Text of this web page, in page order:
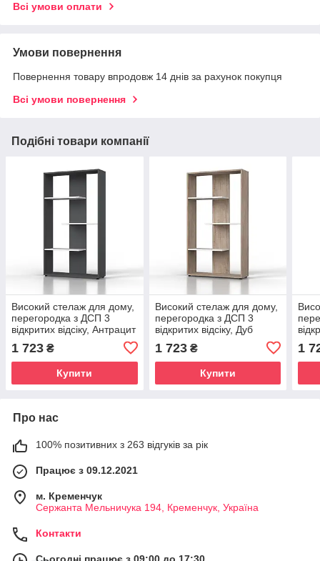
Всі умови оплати
Умови повернення
Повернення товару впродовж 14 днів за рахунок покупця
Всі умови повернення
Подібні товари компанії
Високий стелаж для дому,
перегородка з ДСП 3
відкритих відсіку, Антрацит
1 723 ₴
Купити
Високий стелаж для дому,
перегородка з ДСП 3
відкритих відсіку, Дуб
1 723₴
Купити
1
Про нас
100% позитивних з 263 відгуків за рік
Працює з 09.12.2021
м. Кременчук
Сержанта Мельничука 194, Кременчук, Україна
Контакти